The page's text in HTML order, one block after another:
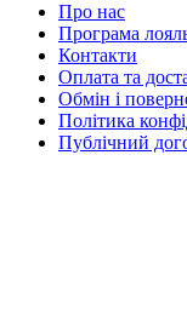
Про нас
Програма
Контакти
Оплата та
Обмін і
Політика
Публічний